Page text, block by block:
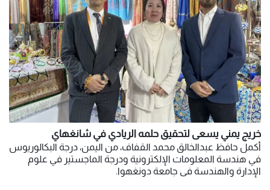
خريج يمني يسعى لتحقيق حلمه الريادي في شانغهاي
أكمل حافظ عبدالخالق محمد القفاف، من اليمن، درجة البكالوريوس
في هندسة المعلومات الإلكترونية ودرجة الماجستير في علوم
الإدارة والهندسة في جامعة دونغهوا.